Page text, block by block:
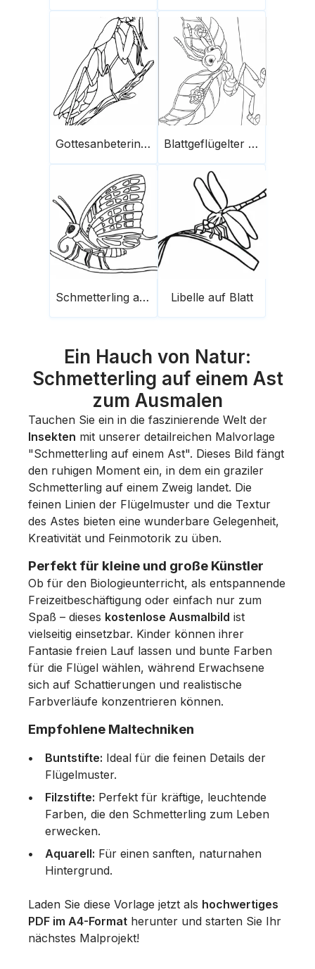
Gottesanbeterin auf einem Ast Blattgeflügelter Flik
Schmetterling auf einem Ast Libelle auf Blatt
Ein Hauch von Natur:
Schmetterling auf einem Ast
zum Ausmalen
Tauchen Sie ein in die faszinierende Welt der
Insekten mit unserer detailreichen Malvorlage
"Schmetterling auf einem Ast". Dieses Bild fängt
den ruhigen Moment ein, in dem ein graziler
Schmetterling auf einem Zweig landet. Die
feinen Linien der Flügelmuster und die Textur
des Astes bieten eine wunderbare Gelegenheit,
Kreativität und Feinmotorik zu üben.
Perfekt für kleine und große Künstler
Ob für den Biologieunterricht, als entspannende
Freizeitbeschäftigung oder einfach nur zum
Spaß – dieses kostenlose Ausmalbild ist
vielseitig einsetzbar. Kinder können ihrer
Fantasie freien Lauf lassen und bunte Farben
für die Flügel wählen, während Erwachsene
sich auf Schattierungen und realistische
Farbverläufe konzentrieren können.
Empfohlene Maltechniken
Buntstifte: Ideal für die feinen Details der
Flügelmuster.
Filzstifte: Perfekt für kräftige, leuchtende
Farben, die den Schmetterling zum Leben
erwecken.
Aquarell: Für einen sanften, naturnahen
Hintergrund.
Laden Sie diese Vorlage jetzt als hochwertiges
PDF im A4-Format herunter und starten Sie Ihr
nächstes Malprojekt!